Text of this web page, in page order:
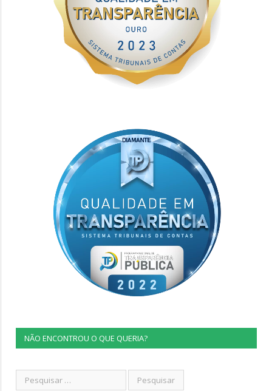
NÃO ENCONTROU O QUE QUERIA?